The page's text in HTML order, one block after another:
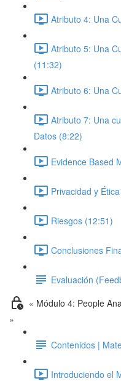
Atributo 4: Una
Atributo 5: Una
(11:32)
Atributo 6: Una
Atributo 7: Una
Datos (8:22)
Evidence Based
Privacidad y
Riesgos (12:51)
Conclusiones
Evaluación
« Módulo 4: People
»
Contenidos |
Introduciendo el